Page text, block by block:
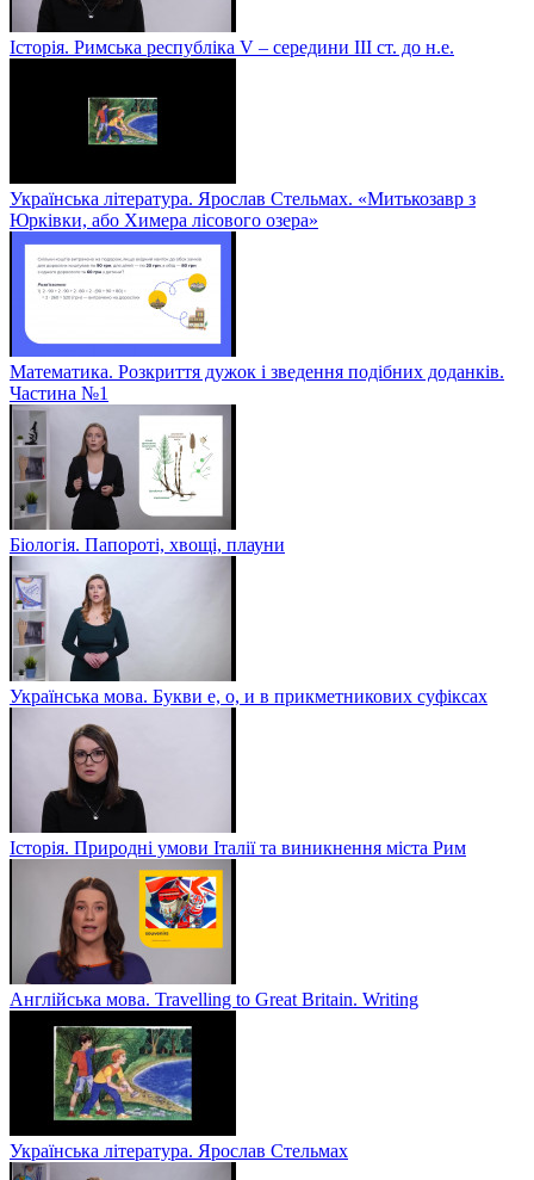
Історія. Римська республіка V – середини ІІІ ст. до н.е.
Українська література. Ярослав Стельмах. «Митькозавр з
Юрківки, або Химера лісового озера»
Математика. Розкриття дужок і зведення подібних доданків.
Частина №1
Біологія. Папороті, хвощі, плауни
Українська мова. Букви е, о, и в прикметникових суфіксах
Історія. Природні умови Італії та виникнення міста Рим
Англійська мова. Travelling to Great Britain. Writing
Українська література. Ярослав Стельмах